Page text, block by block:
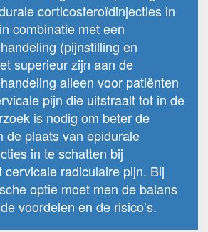
corticosteroïdinjecties in
combinatie met een
(pijnstilling en
superieur zijn aan de
alleen voor patiënten
pijn die uitstraalt tot in de
is nodig om beter de
de plaats van epidurale
in te schatten bij
cervicale radiculaire pijn. Bij
optie moet men de balans
voordelen en de risico’s.